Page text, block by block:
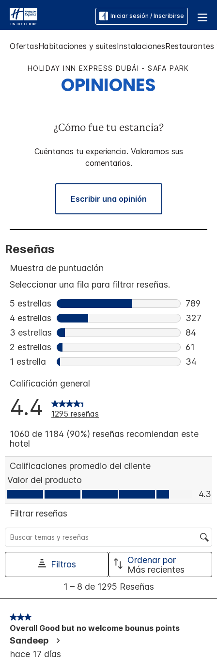
Iniciar sesión / Inscribirse
OfertasHabitaciones y suitesInstalacionesRestaurantes
HOLIDAY INN EXPRESS DUBÁI - SAFA PARK
OPINIONES
¿Cómo fue tu estancia?
Cuéntanos tu experiencia. Valoramos sus
comentarios.
Escribir una opinión